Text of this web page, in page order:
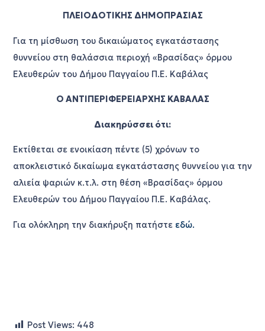
ΠΛΕΙΟΔΟΤΙΚΗΣ ΔΗΜΟΠΡΑΣΙΑΣ
Για τη μίσθωση του δικαιώματος εγκατάστασης
θυννείου στη θαλάσσια περιοχή «Βρασίδας» όρμου
Ελευθερών του Δήμου Παγγαίου Π.Ε. Καβάλας
Ο ΑΝΤΙΠΕΡΙΦΕΡΕΙΑΡΧΗΣ ΚΑΒΑΛΑΣ
Διακηρύσσει ότι:
Εκτίθεται σε ενοικίαση πέντε (5) χρόνων το
αποκλειστικό δικαίωμα εγκατάστασης θυννείου για την
αλιεία ψαριών κ.τ.λ. στη θέση «Βρασίδας» όρμου
Ελευθερών του Δήμου Παγγαίου Π.Ε. Καβάλας.
Για ολόκληρη την διακήρυξη πατήστε εδώ.
Post Views: 448